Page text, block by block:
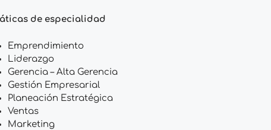
de especialidad
Emprendimiento
Liderazgo
Gerencia – Alta Gerencia
Gestión Empresarial
Planeación Estratégica
Ventas
Marketing